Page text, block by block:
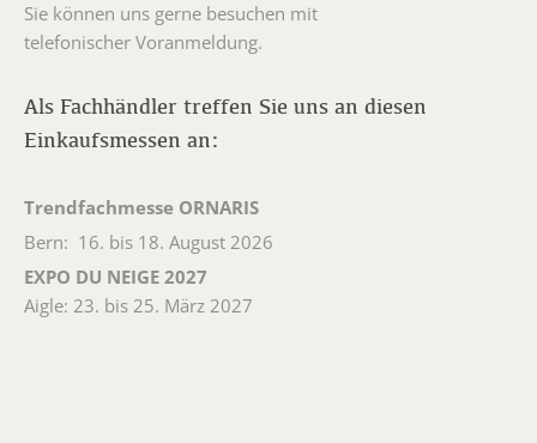
Sie können uns gerne besuchen mit
telefonischer Voranmeldung.
Als Fachhändler treffen Sie uns an diesen
Einkaufsmessen an:
Trendfachmesse ORNARIS
Bern: 16. bis 18. August 2026
EXPO DU NEIGE 2027
Aigle: 23. bis 25. März 2027